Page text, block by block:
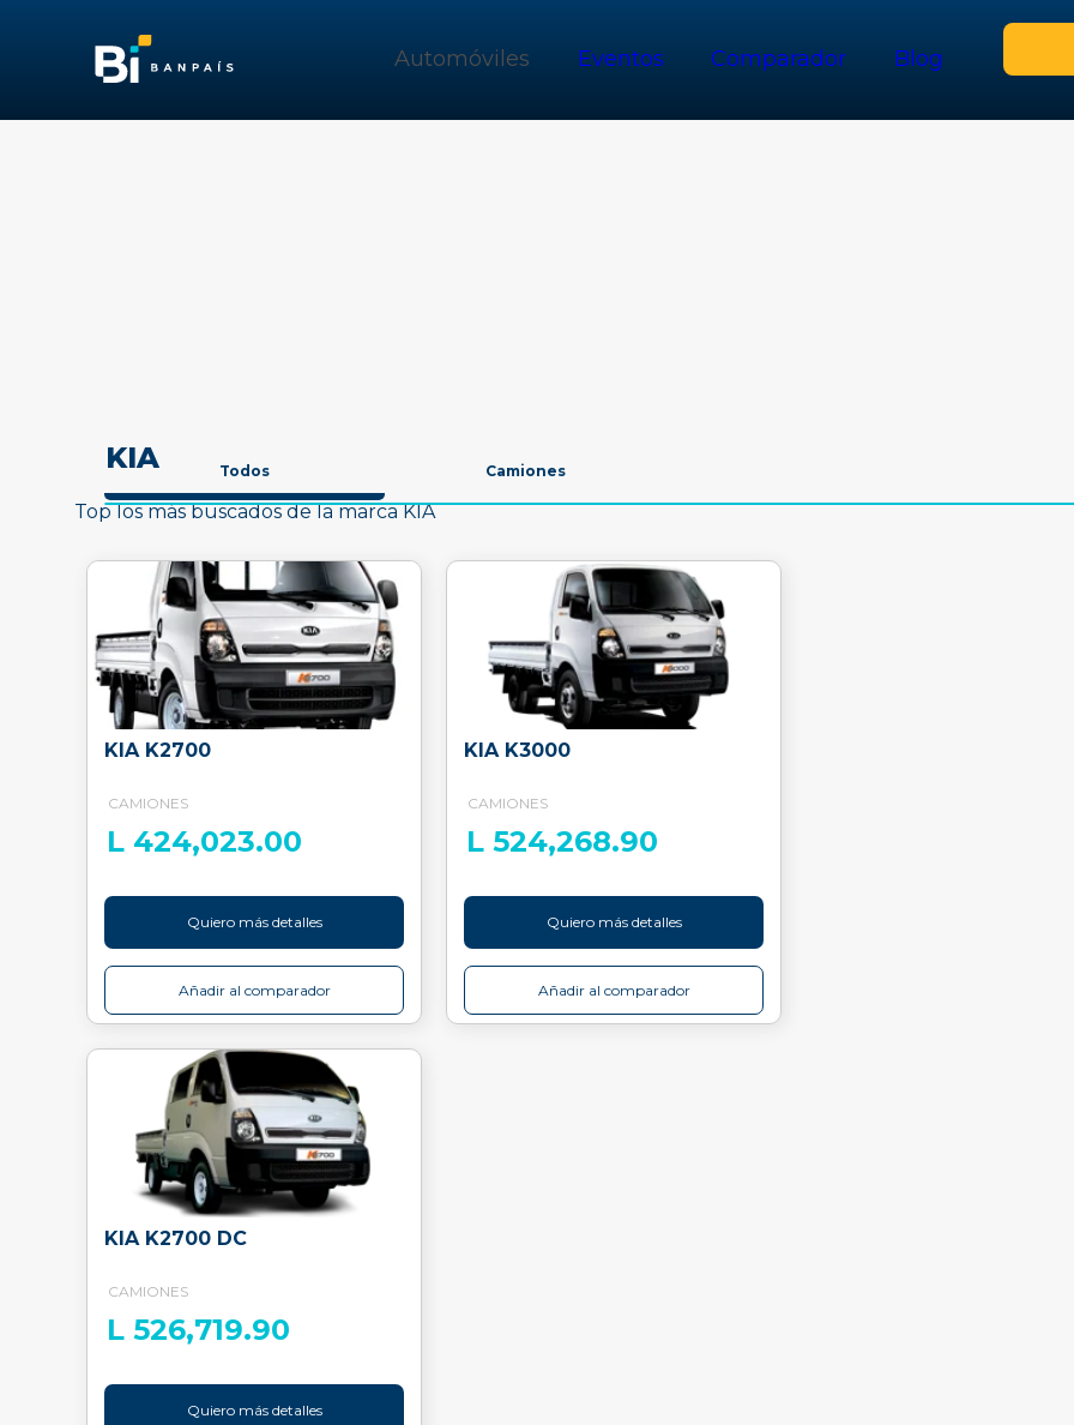
Automóviles Eventos Comparador Blog
KIA Todos Camiones
Top los más buscados de la marca KIA
KIA K2700
CAMIONES
L 424,023.00
Quiero más detalles
Añadir al comparador
KIA K3000
CAMIONES
L 524,268.90
Quiero más detalles
Añadir al comparador
KIA K2700 DC
CAMIONES
L 526,719.90
Quiero más detalles